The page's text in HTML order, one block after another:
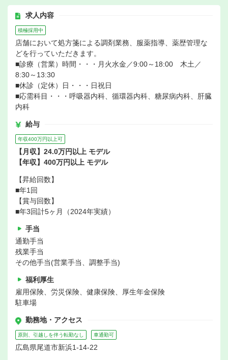
求人内容
積極採用中
店舗において処方箋による調剤業務、服薬指導、薬歴管理な
どを行っていただきます。
■診療（営業）時間・・・月火水金／9:00～18:00 木土／
8:30～13:30
■休診（定休）日・・・日祝日
■応需科目・・・呼吸器内科、循環器内科、糖尿病内科、肝臓
内科
給与
年収400万円以上可
【月収】24.0万円以上 モデル
【年収】400万円以上 モデル
【昇給回数】
■年1回
【賞与回数】
■年3回計5ヶ月（2024年実績）
手当
通勤手当
残業手当
その他手当(営業手当、調整手当)
福利厚生
雇用保険、労災保険、健康保険、厚生年金保険
駐車場
勤務地・アクセス
原則、引越しを伴う転勤なし 車通勤可
広島県尾道市新浜1‐14-22